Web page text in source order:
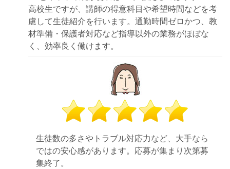
高校生ですが、講師の得意科目や希望時間などを考
慮して生徒紹介を行います。通勤時間ゼロかつ、教
材準備・保護者対応など指導以外の業務がほぼな
く、効率良く働けます。
生徒数の多さやトラブル対応力など、大手なら
ではの安心感があります。応募が集まり次第募
集終了。